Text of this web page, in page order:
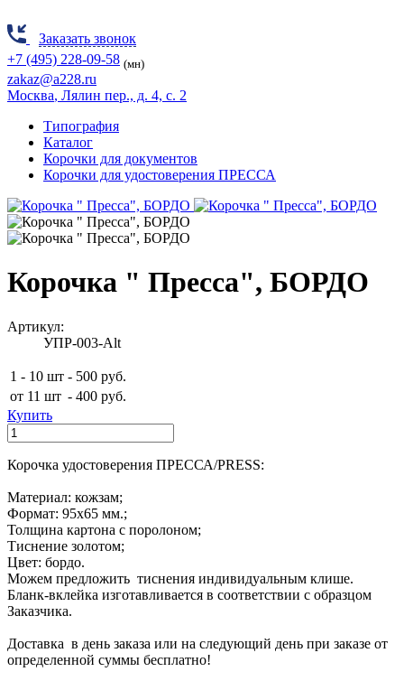
Заказать звонок
+7 (495) 228-09-58 (мн)
zakaz@a228.ru
Москва, Лялин пер., д. 4, с. 2
Типография
Каталог
Корочки для документов
Корочки для удостоверения ПРЕССА
Корочка " Пресса", БОРДО
Артикул:
УПР-003-Alt
1 - 10 шт - 500 руб.
от 11 шт - 400 руб.
Купить
Корочка удостоверения ПРЕССА/PRESS:
Материал: кожзам;
Формат: 95х65 мм.;
Толщина картона с поролоном;
Тиснение золотом;
Цвет: бордо.
Можем предложить тиснения индивидуальным клише.
Бланк-вклейка изготавливается в соответствии с образцом
Заказчика.
Доставка в день заказа или на следующий день при заказе от
определенной суммы бесплатно!